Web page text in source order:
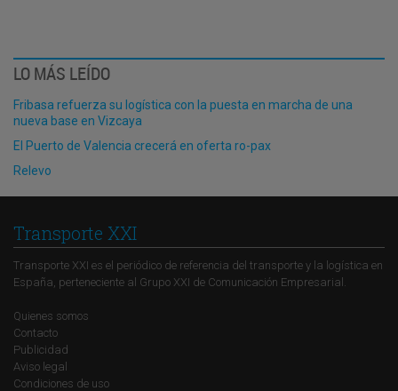
LO MÁS LEÍDO
Fribasa refuerza su logística con la puesta en marcha de una
nueva base en Vizcaya
El Puerto de Valencia crecerá en oferta ro-pax
Relevo
Transporte XXI
Transporte XXI es el periódico de referencia del transporte y la logística en
España, perteneciente al Grupo XXI de Comunicación Empresarial.
Quienes somos
Contacto
Publicidad
Aviso legal
Condiciones de uso